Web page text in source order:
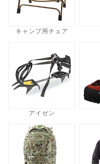
キャンプ用チェア
アイゼン